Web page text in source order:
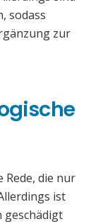
sodass
zur
Rede, die nur
ist
geschädigt